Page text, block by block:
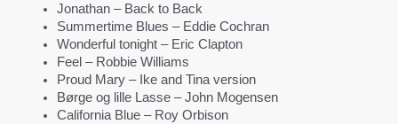
Jonathan – Back to Back
Summertime Blues – Eddie Cochran
Wonderful tonight – Eric Clapton
Feel – Robbie Williams
Proud Mary – Ike and Tina version
Børge og lille Lasse – John Mogensen
California Blue – Roy Orbison